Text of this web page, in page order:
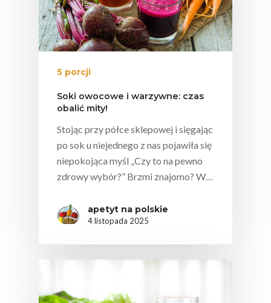
5 porcji
Soki owocowe i warzywne: czas
obalić mity!
Stojąc przy półce sklepowej i sięgając
po sok u niejednego z nas pojawiła się
niepokojąca myśl „Czy to na pewno
zdrowy wybór?” Brzmi znajomo? W…
apetyt na polskie
4 listopada 2025